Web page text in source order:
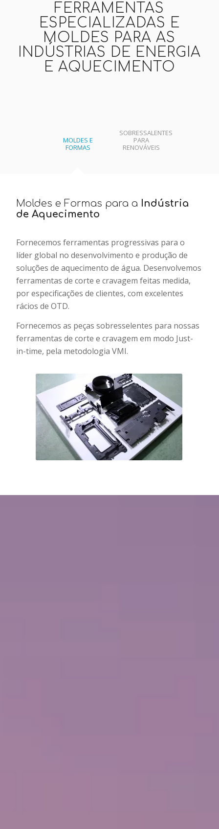
FERRAMENTAS
ESPECIALIZADAS E
MOLDES PARA AS
INDÚSTRIAS DE ENERGIA
E AQUECIMENTO
MOLDES E
FORMAS
SOBRESSALENTES
PARA
RENOVÁVEIS
Moldes e Formas para a Indústria
de Aquecimento
Fornecemos ferramentas progressivas para o
líder global no desenvolvimento e produção de
soluções de aquecimento de água. Desenvolvemos
ferramentas de corte e cravagem feitas medida,
por especificações de clientes, com excelentes
rácios de OTD.
Fornecemos as peças sobresselentes para nossas
ferramentas de corte e cravagem em modo Just-
in-time, pela metodologia VMI.